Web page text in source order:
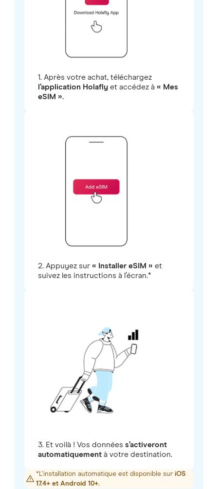
1. Après votre achat, téléchargez
l’application Holaflyet accédez à « Mes
eSIM ».
2. Appuyez sur « Installer eSIM » et
suivez les instructions à l’écran.*
3. Et voilà ! Vos données s’activeront
automatiquementà votre destination.
*L’installation automatique est disponible sur iOS
17.4+ et Android 10+.